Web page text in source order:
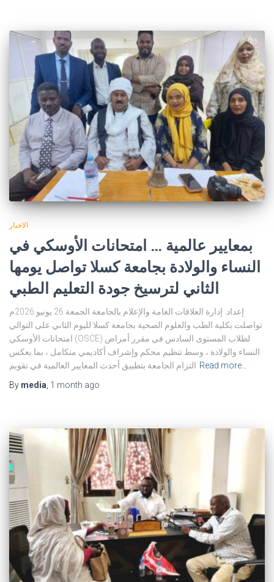
الاخبار
بمعايير عالمية … امتحانات الأوسكي في
النساء والولادة بجامعة كسلا تواصل يومها
الثاني لترسيخ جودة التعليم الطبي
إعداد: إدارة العلاقات العامة والإعلام بالجامعة الجمعة 26 يونيو 2026م
تواصلت بكلية الطب والعلوم الصحية بجامعة كسلا لليوم الثاني على التوالي
امتحانات الأوسكي (OSCE) لطلاب المستوى السادس في مقرر أمراض
النساء والولادة ، وسط تنظيم محكم وإشراف أكاديمي متكامل ، بما يعكس
التزام الجامعة بتطبيق أحدث المعايير العالمية في تقويم Read more…
By media 1 month ago